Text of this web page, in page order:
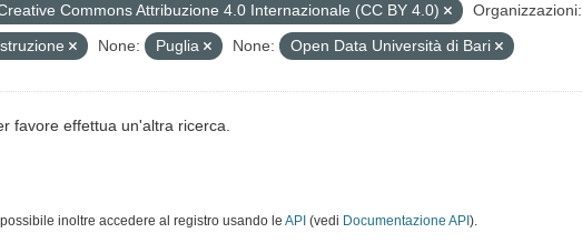
Commons Attribuzione 4.0 Internazionale (CC BY 4.0)
Organizzazioni:
None: Puglia None: Open Data Università di Bari
favore effettua un'altra ricerca.
possibile inoltre accedere al registro usando le API (vedi Documentazione API ).